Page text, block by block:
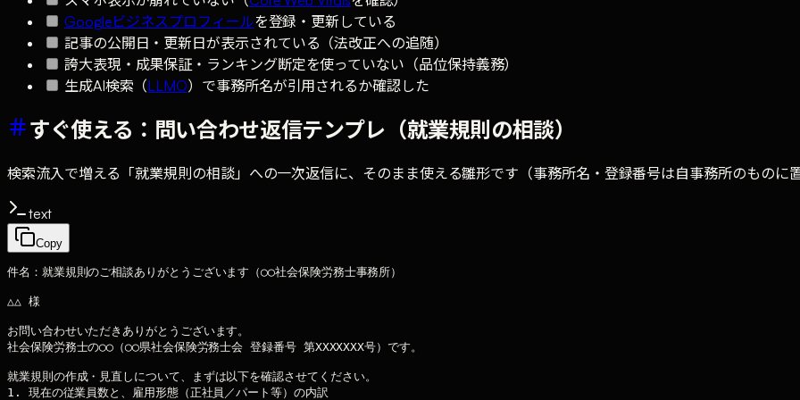
Googleビジネスプロフィールを登録・更新している
記事の公開日・更新日が表示されている（法改正への追随）
誇大表現・成果保証・ランキング断定を使っていない（品位保持義務）
生成AI検索（LLMO）で事務所名が引用されるか確認した
すぐ使える：問い合わせ返信テンプレ（就業規則の相談）
検索流入で増える「就業規則の相談」への一次返信に、そのまま使える雛形です（事務所名・登録番号は自事務所のものに
text
Copy
件名：就業規則のご相談ありがとうございます（◯◯社会保険労務士事務所）
△△ 様
お問い合わせいただきありがとうございます。
社会保険労務士の◯◯（◯◯県社会保険労務士会 登録番号 第XXXXXXX号）です。
就業規則の作成・見直しについて、まずは以下を確認させてください。
1. 現在の従業員数と、雇用形態（正社員／パート等）の内訳